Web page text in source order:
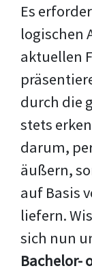
Es
logischen
aktuellen
durch die
stets
darum,
äußern,
auf Basis
liefern.
sich nun
Bachelor-